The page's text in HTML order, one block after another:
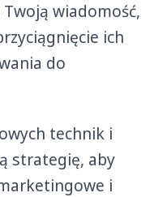
wiadomość,
ich
do
technik i
strategię, aby
i